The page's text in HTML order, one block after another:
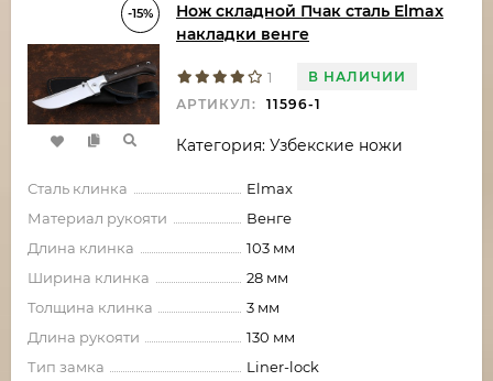
-15%
Нож складной Пчак сталь Elmax
накладки венге
1
В НАЛИЧИИ
АРТИКУЛ:
11596-1
Категория: Узбекские ножи
Сталь клинка
Elmax
Материал рукояти
Венге
Длина клинка
103 мм
Ширина клинка
28 мм
Толщина клинка
3 мм
Длина рукояти
130 мм
Тип замка
Liner-lock